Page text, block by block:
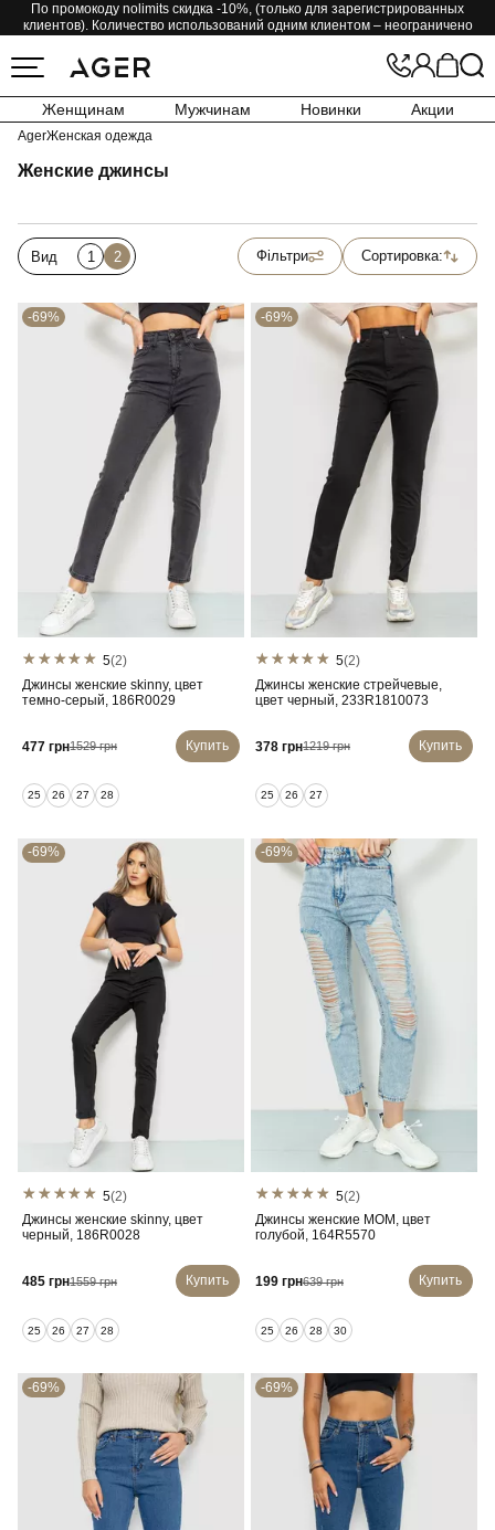
По промокоду nolimits скидка -10%, (только для зарегистрированных
клиентов). Количество использований одним клиентом – неограничено
Женщинам Мужчинам Новинки Акции
AgerЖенская одежда
Женские джинсы
Вид 1 2 Фільтри Сортировка:
-69%
5(2)
Джинсы женские skinny, цвет
темно-серый, 186R0029
477 грн1529 грн Купить
25 26 27 28
-69%
5(2)
Джинсы женские стрейчевые,
цвет черный, 233R1810073
378 грн1219 грн Купить
25 26 27
-69%
5(2)
Джинсы женские skinny, цвет
черный, 186R0028
485 грн1559 грн Купить
25 26 27 28
-69%
5(2)
Джинсы женские MOM, цвет
голубой, 164R5570
199 грн639 грн Купить
25 26 28 30
-69% -69%